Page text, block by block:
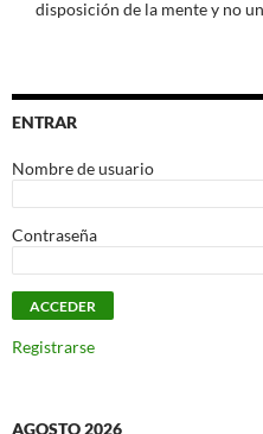
disposición de la mente y no
ENTRAR
Nombre de usuario
Contraseña
Registrarse
AGOSTO 2026